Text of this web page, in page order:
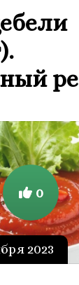
2023
0